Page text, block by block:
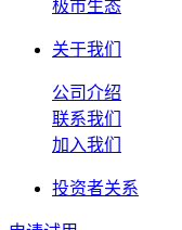
极市生态
关于我们
公司介绍
联系我们
加入我们
投资者关系